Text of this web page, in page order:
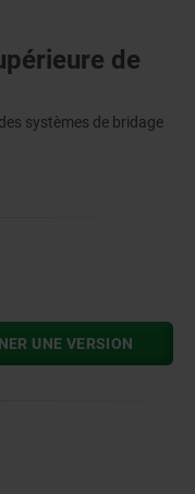
de
systèmes de bridage
UNE VERSION